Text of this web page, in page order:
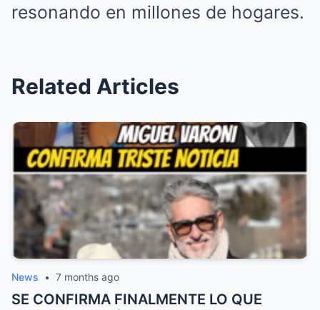
resonando en millones de hogares.
Related Articles
News • 7 months ago
SE CONFIRMA FINALMENTE LO QUE